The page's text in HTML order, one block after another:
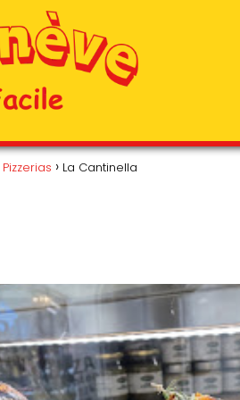
Pizzerias La Cantinella